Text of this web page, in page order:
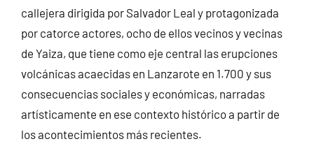
callejera dirigida por Salvador Leal y protagonizada
por catorce actores, ocho de ellos vecinos y vecinas
de Yaiza, que tiene como eje central las erupciones
volcánicas acaecidas en Lanzarote en 1.700 y sus
consecuencias sociales y económicas, narradas
artísticamente en ese contexto histórico a partir de
los acontecimientos más recientes.